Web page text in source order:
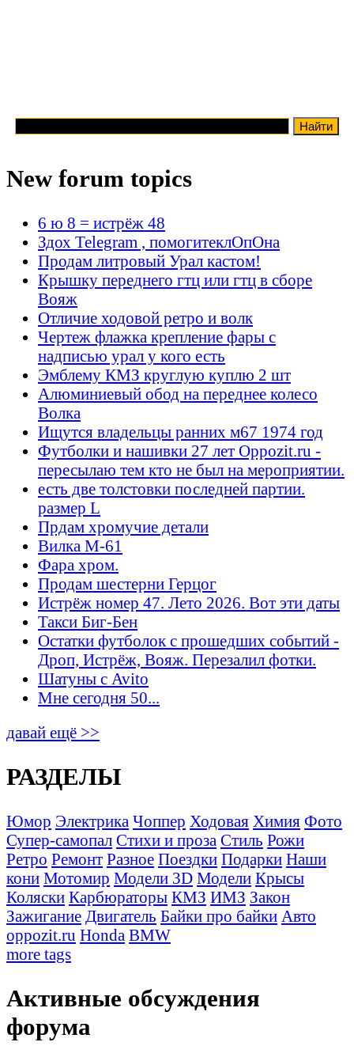
New forum topics
6 ю 8 = истрёж 48
Здох Telegram , помогитеклОпОна
Продам литровый Урал кастом!
Крышку переднего гтц или гтц в сборе
Вояж
Отличие ходовой ретро и волк
Чертеж флажка крепление фары с
надписью урал у кого есть
Эмблему КМЗ круглую куплю 2 шт
Алюминиевый обод на переднее колесо
Волка
Ищутся владельцы ранних м67 1974 год
Футболки и нашивки 27 лет Oppozit.ru -
пересылаю тем кто не был на мероприятии.
есть две толстовки последней партии.
размер L
Прдам хромучие детали
Вилка М-61
Фара хром.
Продам шестерни Герцог
Истрёж номер 47. Лето 2026. Вот эти даты
Такси Биг-Бен
Остатки футболок с прошедших событий -
Дроп, Истрёж, Вояж. Перезалил фотки.
Шатуны с Avito
Мне сегодня 50...
давай ещё >>
РАЗДЕЛЫ
Юмор Электрика Чоппер Ходовая Химия Фото
Супер-самопал Стихи и проза Стиль Рожи
Ретро Ремонт Разное Поездки Подарки Наши
кони Мотомир Модели 3D Модели Крысы
Коляски Карбюраторы КМЗ ИМЗ Закон
Зажигание Двигатель Байки про байки Авто
oppozit.ru Honda BMW
more tags
Активные обсуждения
форума